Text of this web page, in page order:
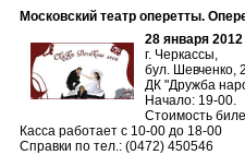
Московский театр оперетты.
28 января 2012
г. Черкассы,
бул. Шевченко,
ДК "Дружба
Начало: 19-00.
Стоимость
Касса работает с 10-00 до 18-00
Справки по тел.: (0472) 450546